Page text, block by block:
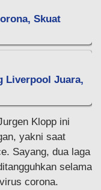
Skuat
Liverpool Juara,
Klopp ini
yakni saat
Sayang, dua laga
selama
corona.